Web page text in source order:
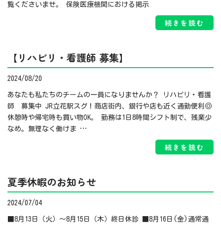
覧くださいませ。 保険医療機関における掲示
続きを読む
【リハビリ・看護師 募集】
2024/08/20
あなたも私たちのチームの一員になりませんか？ リハビリ・看護
師 募集中 JR立花駅スグ！商店街内、銀行や店も近く通勤便利◎
休憩時や帰宅時も買い物OK。 勤務は1日8時間シフト制で、残業少
なめ。無理なく働けま …
続きを読む
夏季休暇のお知らせ
2024/07/04
■8月13日（火）～8月15日（木）終日休診 ■8月16日(金)通常通